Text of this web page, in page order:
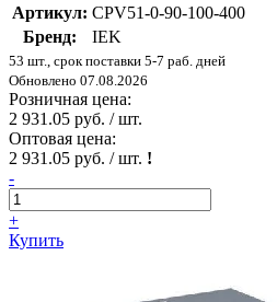
Артикул: CPV51-0-90-100-400
Бренд:
IEK
53 шт., срок поставки 5-7 раб. дней
Обновлено 07.08.2026
Розничная цена:
2 931.05 руб. / шт.
Оптовая цена:
2 931.05 руб. / шт. !
-
+
Купить